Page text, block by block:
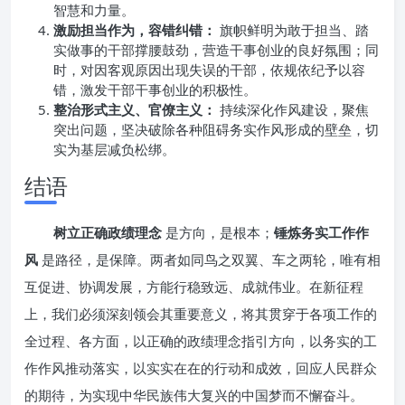
智慧和力量。
激励担当作为，容错纠错： 旗帜鲜明为敢于担当、踏
实做事的干部撑腰鼓劲，营造干事创业的良好氛围；同
时，对因客观原因出现失误的干部，依规依纪予以容
错，激发干部干事创业的积极性。
整治形式主义、官僚主义： 持续深化作风建设，聚焦
突出问题，坚决破除各种阻碍务实作风形成的壁垒，切
实为基层减负松绑。
结语
树立正确政绩理念 是方向，是根本； 锤炼务实工作作
风 是路径，是保障。两者如同鸟之双翼、车之两轮，唯有相
互促进、协调发展，方能行稳致远、成就伟业。在新征程
上，我们必须深刻领会其重要意义，将其贯穿于各项工作的
全过程、各方面，以正确的政绩理念指引方向，以务实的工
作作风推动落实，以实实在在的行动和成效，回应人民群众
的期待，为实现中华民族伟大复兴的中国梦而不懈奋斗。